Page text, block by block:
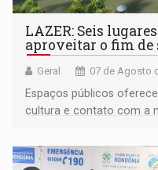
LAZER: Seis
aproveitar o fim de
Geral 07 de Agosto
Espaços públicos
cultura e contato com a